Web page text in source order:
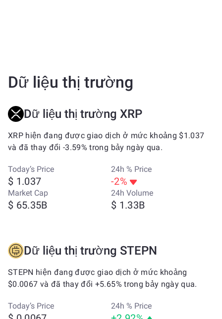
Dữ liệu thị trường
Dữ liệu thị trường XRP
XRP hiện đang được giao dịch ở mức khoảng $1.037
và đã thay đổi -3.59% trong bảy ngày qua.
Today’s Price
$ 1.037
24h % Price
-2%
Market Cap
$ 65.35B
24h Volume
$ 1.33B
Dữ liệu thị trường STEPN
STEPN hiện đang được giao dịch ở mức khoảng
$0.0067 và đã thay đổi +5.65% trong bảy ngày qua.
Today’s Price 24h % Price